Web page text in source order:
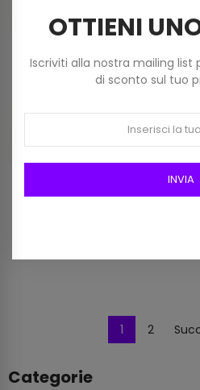
Mm 13,0 In Plastica Art
1 2
Categorie
OTTIENI
Iscriviti alla nostra mailing list
di sconto sul tuo
INVIA